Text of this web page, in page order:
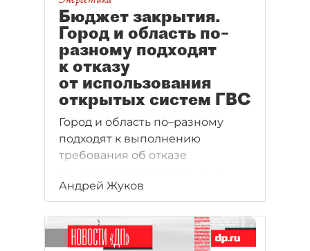
Бюджет закрытия.
Город и область по–
разному подходят
к отказу
от использования
открытых систем ГВС
Город и область по–разному
подходят к выполнению
требования об отказе
систем ГВС
Андрей Жуков